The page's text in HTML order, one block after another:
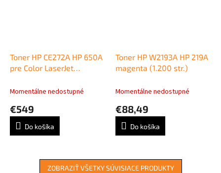
Toner HP CE272A HP 650A
pre Color LaserJet
yellow (15.000 str.)
Momentálne nedostupné
€549
Do košíka
Toner HP W2193A HP 219A
magenta (1.200 str.)
Momentálne nedostupné
€88,49
Do košíka
ZOBRAZIŤ VŠETKY SÚVISIACE PRODUKTY